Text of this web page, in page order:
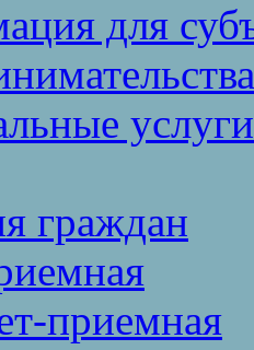
для
граждан
приемная